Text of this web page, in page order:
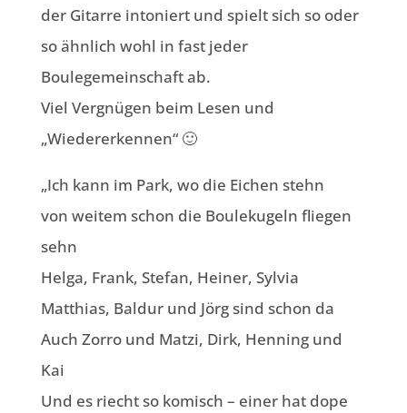
der Gitarre intoniert und spielt sich so oder
so ähnlich wohl in fast jeder
Boulegemeinschaft ab.
Viel Vergnügen beim Lesen und
„Wiedererkennen“ 🙂
„Ich kann im Park, wo die Eichen stehn
von weitem schon die Boulekugeln fliegen
sehn
Helga, Frank, Stefan, Heiner, Sylvia
Matthias, Baldur und Jörg sind schon da
Auch Zorro und Matzi, Dirk, Henning und
Kai
Und es riecht so komisch – einer hat dope